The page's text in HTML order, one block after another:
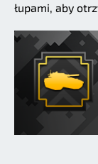
łupami, aby